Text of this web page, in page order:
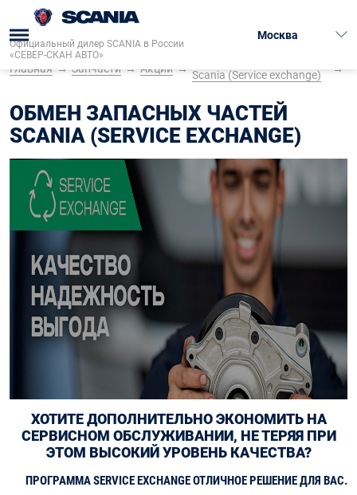
Официальный дилер SCANIA в России
«СЕВЕР-СКАН АВТО»
Москва
Главная → Запчасти → Акции →
Scania (Service exchange)
→
ОБМЕН ЗАПАСНЫХ ЧАСТЕЙ
SCANIA (SERVICE EXCHANGE)
ХОТИТЕ ДОПОЛНИТЕЛЬНО ЭКОНОМИТЬ НА
СЕРВИСНОМ ОБСЛУЖИВАНИИ, НЕ ТЕРЯЯ ПРИ
ЭТОМ ВЫСОКИЙ УРОВЕНЬ КАЧЕСТВА?
ПРОГРАММА SERVICE EXCHANGE ОТЛИЧНОЕ РЕШЕНИЕ ДЛЯ ВАС.